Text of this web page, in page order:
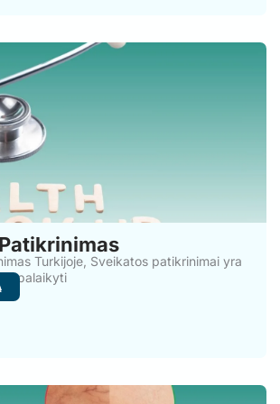
Turkijoje, Sveikatos patikrinimai yra
palaikyti